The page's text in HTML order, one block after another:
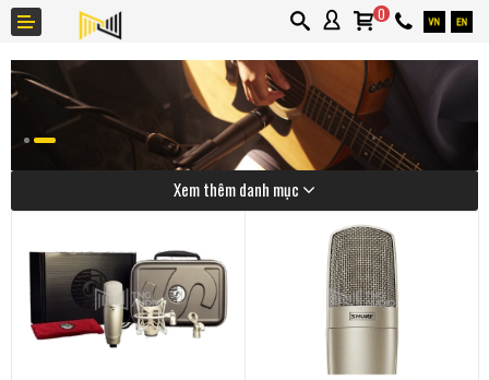
Thương hiệu
Ứng dụng
Tin tức
0
Xem thêm danh mục